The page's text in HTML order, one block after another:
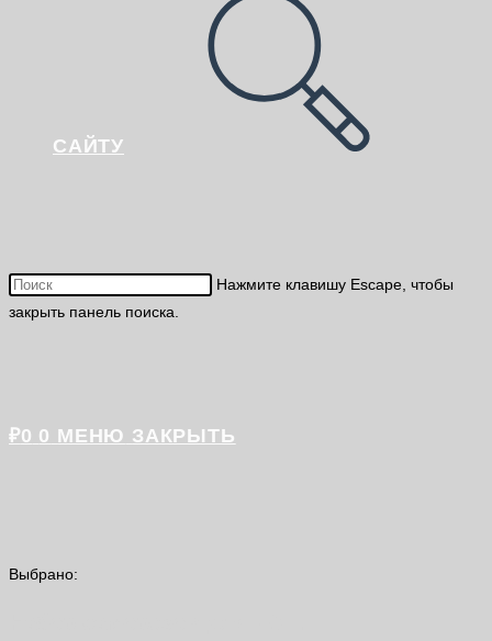
САЙТУ
Нажмите клавишу Escape, чтобы
закрыть панель поиска.
₽0 0 МЕНЮ ЗАКРЫТЬ
Выбрано: